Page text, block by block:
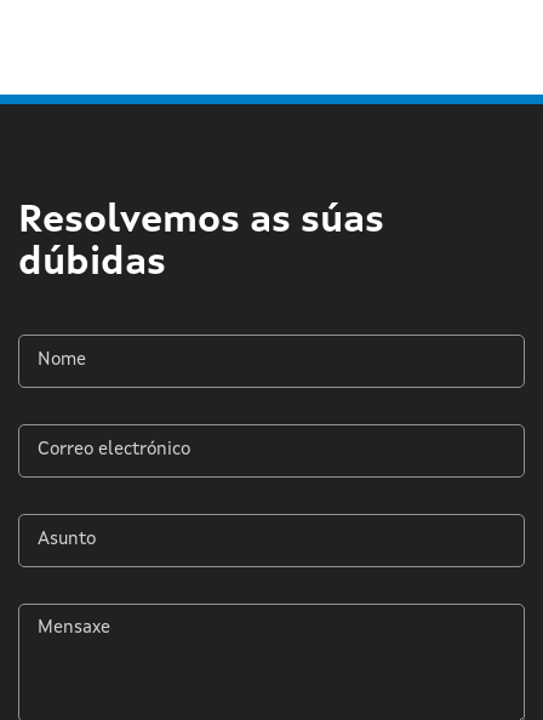
Resolvemos as súas
dúbidas
Nome
*
Correo
electrónico
*
Asunto
*
Mensaxe